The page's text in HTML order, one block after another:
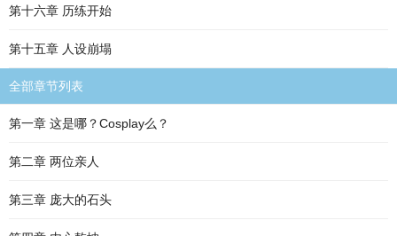
第十六章 历练开始
第十五章 人设崩塌
全部章节列表
第一章 这是哪？Cosplay么？
第二章 两位亲人
第三章 庞大的石头